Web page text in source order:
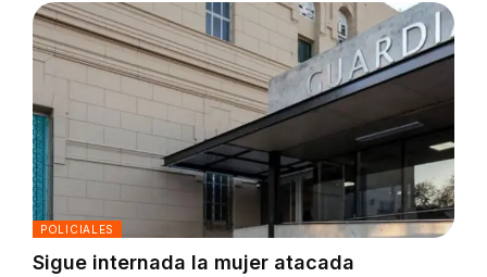
POLICIALES
Sigue internada la mujer atacada